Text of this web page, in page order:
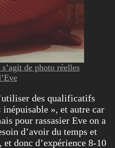
de photo réelles
des qualificatifs
», et autre car
pour rassasier Eve on a
d’avoir du temps et
donc d’expérience 8-10